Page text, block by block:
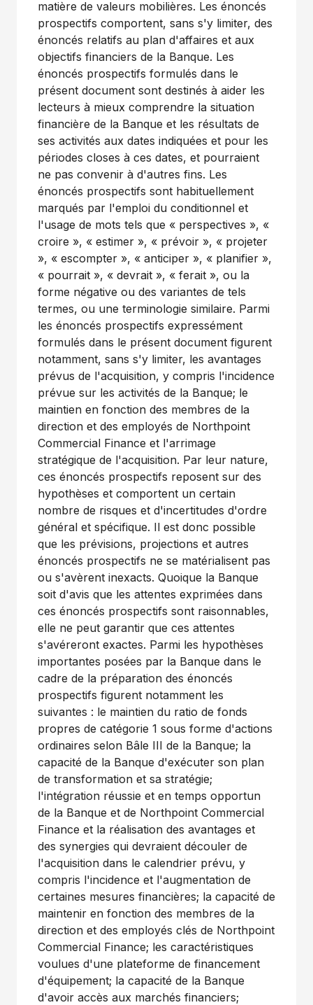
matière de valeurs mobilières. Les énoncés
prospectifs comportent, sans s'y limiter, des
énoncés relatifs au plan d'affaires et aux
objectifs financiers de la Banque. Les
énoncés prospectifs formulés dans le
présent document sont destinés à aider les
lecteurs à mieux comprendre la situation
financière de la Banque et les résultats de
ses activités aux dates indiquées et pour les
périodes closes à ces dates, et pourraient
ne pas convenir à d'autres fins. Les
énoncés prospectifs sont habituellement
marqués par l'emploi du conditionnel et
l'usage de mots tels que « perspectives », «
croire », « estimer », « prévoir », « projeter
», « escompter », « anticiper », « planifier »,
« pourrait », « devrait », « ferait », ou la
forme négative ou des variantes de tels
termes, ou une terminologie similaire. Parmi
les énoncés prospectifs expressément
formulés dans le présent document figurent
notamment, sans s'y limiter, les avantages
prévus de l'acquisition, y compris l'incidence
prévue sur les activités de la Banque; le
maintien en fonction des membres de la
direction et des employés de Northpoint
Commercial Finance et l'arrimage
stratégique de l'acquisition. Par leur nature,
ces énoncés prospectifs reposent sur des
hypothèses et comportent un certain
nombre de risques et d'incertitudes d'ordre
général et spécifique. Il est donc possible
que les prévisions, projections et autres
énoncés prospectifs ne se matérialisent pas
ou s'avèrent inexacts. Quoique la Banque
soit d'avis que les attentes exprimées dans
ces énoncés prospectifs sont raisonnables,
elle ne peut garantir que ces attentes
s'avéreront exactes. Parmi les hypothèses
importantes posées par la Banque dans le
cadre de la préparation des énoncés
prospectifs figurent notamment les
suivantes : le maintien du ratio de fonds
propres de catégorie 1 sous forme d'actions
ordinaires selon Bâle III de la Banque; la
capacité de la Banque d'exécuter son plan
de transformation et sa stratégie;
l'intégration réussie et en temps opportun
de la Banque et de Northpoint Commercial
Finance et la réalisation des avantages et
des synergies qui devraient découler de
l'acquisition dans le calendrier prévu, y
compris l'incidence et l'augmentation de
certaines mesures financières; la capacité de
maintenir en fonction des membres de la
direction et des employés clés de Northpoint
Commercial Finance; les caractéristiques
voulues d'une plateforme de financement
d'équipement; la capacité de la Banque
d'avoir accès aux marchés financiers;